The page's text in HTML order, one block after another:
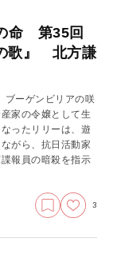
命 第35回
歌』 北方謙
ブーゲンビリアの咲
家の令嬢として生
ったリリーは、遊
がら、抗日活動家
報員の暗殺を指示
3